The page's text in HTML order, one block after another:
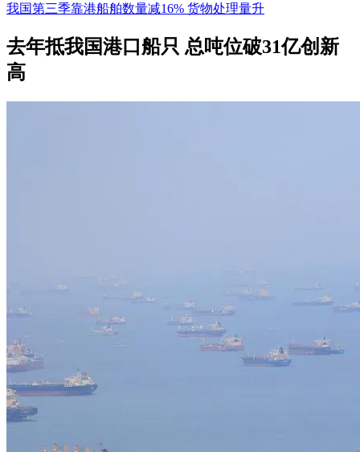
我国第三季靠港船舶数量减16% 货物处理量升
去年抵我国港口船只 总吨位破31亿创新
高